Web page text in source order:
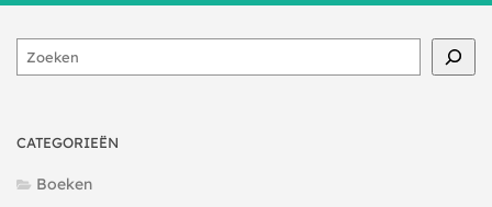
Zoeken
CATEGORIEËN
Boeken